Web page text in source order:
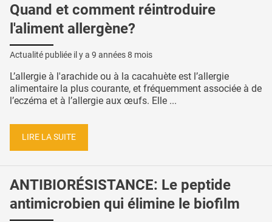
Quand et comment réintroduire
l'aliment allergène?
Actualité publiée il y a 9 années 8 mois
L’allergie à l'arachide ou à la cacahuète est l’allergie
alimentaire la plus courante, et fréquemment associée à de
l’eczéma et à l’allergie aux œufs. Elle ...
LIRE LA SUITE
ANTIBIORÉSISTANCE: Le peptide
antimicrobien qui élimine le biofilm